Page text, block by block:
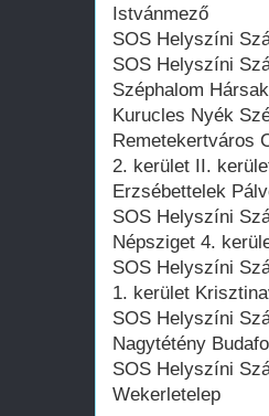
Istvánmező
SOS Helyszíni
SOS Helyszíni
Széphalom
Kurucles Nyék
Remetekertváros
2. kerület II.
Erzsébettelek
SOS Helyszíni
Népsziget 4.
SOS Helyszíni
1. kerület
SOS Helyszíni
Nagytétény
SOS Helyszíni
Wekerletelep